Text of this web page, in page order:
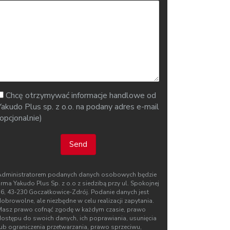
Chcę otrzymywać informacje handlowe od
Plus sp. z o.o. na podany adres e-mail
Send
podanych danych osobowych będzie
Yakudo Plus Sp. z o.o z siedzibą przy ul. Spokojnej
43‑230 Goczałkowice-Zdrój. Podanie danych jest
ale niezbędne w celu realizacji zapytania.
prawo cofnąć zgodę w każdym czasie, prawo
do swoich danych, ich poprawiania, usunięcia
ograniczenia przetwarzania, prawo sprzeciwu,